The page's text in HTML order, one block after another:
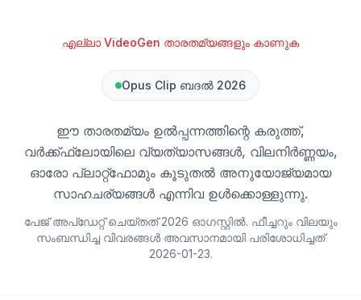
എല്ലാ VideoGen താരതമ്യങ്ങളും കാണുക
Opus Clip ബദൽ 2026
ഈ താരതമ്യം ഉൽപ്പന്നത്തിന്റെ കരുത്ത്,
വർക്ക്ഫ്ലോയിലെ വ്യത്യാസങ്ങൾ, വിലനിർണ്ണയം,
ഓരോ പ്ലാറ്റ്‌ഫോമും കൂടുതൽ അനുയോജ്യമായ
സാഹചര്യങ്ങൾ എന്നിവ ഉൾക്കൊള്ളുന്നു.
പേജ് അപ്ഡേറ്റ് ചെയ്തത് 2026 ഓഗസ്റ്റിൽ. ഫീച്ചറും വിലയും
സംബന്ധിച്ച വിവരങ്ങൾ അവസാനമായി പരിശോധിച്ചത്
2026-01-23.